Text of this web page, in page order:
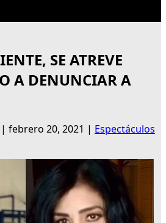
SE ATREVE
A DENUNCIAR A
| febrero 20, 2021 | Espectáculos